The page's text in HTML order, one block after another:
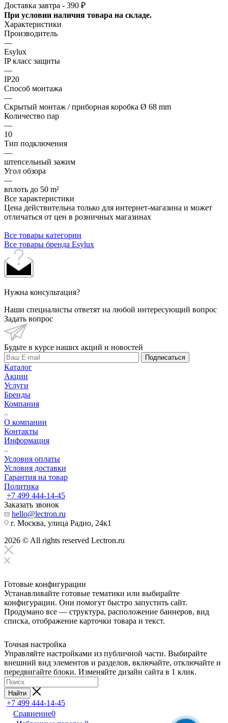
Доставка завтра - 390 ₽
При условии наличия товара на складе.
Характеристики
Производитель
—
Esylux
IP класс защиты
—
IP20
Способ монтажа
—
Скрытый монтаж / приборная коробка Ø 68 mm
Количество пар
—
10
Тип подключения
—
штепсельный зажим
Угол обзора
—
вплоть до 50 m²
Все характеристики
Цена действительна только для интернет-магазина и может
отличаться от цен в розничных магазинах
Все товары категории
Все товары бренда Esylux
Нужна консультация?
Наши специалисты ответят на любой интересующий вопрос
Задать вопрос
Будьте в курсе наших акций и новостей
Подписаться
Каталог
Акции
Услуги
Бренды
Компания
О компании
Контакты
Информация
Условия оплаты
Условия доставки
Гарантия на товар
Политика
+7 499 444-14-45
Заказать звонок
hello@lectron.ru
г. Москва, улица Радио, 24к1
2026 © All rights reserved Lectron.ru
Готовые конфигурации
Устанавливайте готовые тематики или выбирайте
конфигурации. Они помогут быстро запустить сайт.
Продумано все — структура, расположение баннеров, вид
списка, отображение карточки товара и текст.
Точная настройка
Управляйте настройками из публичной части. Выбирайте
внешний вид элементов и разделов, включайте, отключайте и
передвигайте блоки. Изменяйте дизайн сайта в 1 клик.
Найти
+7 499 444-14-45
Сравнение0